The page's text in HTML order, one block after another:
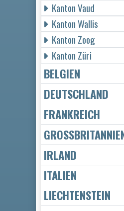
Kanton Vaud
Kanton Wallis
Kanton Zoog
Kanton Züri
BELGIEN
DEUTSCHLAND
FRANKREICH
GROSSBRITANNIEN
IRLAND
ITALIEN
LIECHTENSTEIN